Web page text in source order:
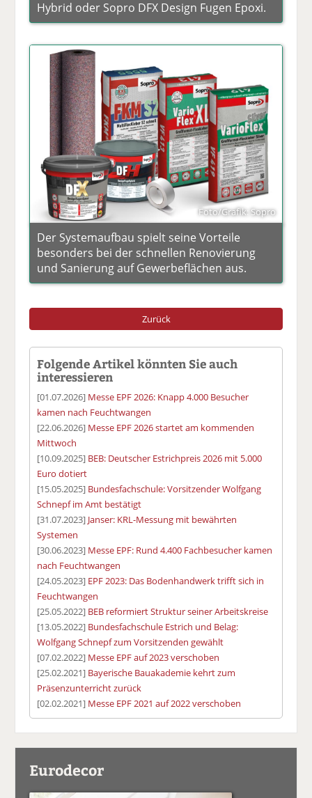
Hybrid oder Sopro DFX Design Fugen Epoxi.
Foto/Grafik: Sopro
Der Systemaufbau spielt seine Vorteile
besonders bei der schnellen Renovierung
und Sanierung auf Gewerbeflächen aus.
Zurück
Folgende Artikel könnten Sie auch
interessieren
[01.07.2026] Messe EPF 2026: Knapp 4.000 Besucher
kamen nach Feuchtwangen
[22.06.2026] Messe EPF 2026 startet am kommenden
Mittwoch
[10.09.2025] BEB: Deutscher Estrichpreis 2026 mit 5.000
Euro dotiert
[15.05.2025] Bundesfachschule: Vorsitzender Wolfgang
Schnepf im Amt bestätigt
[31.07.2023] Janser: KRL-Messung mit bewährten
Systemen
[30.06.2023] Messe EPF: Rund 4.400 Fachbesucher kamen
nach Feuchtwangen
[24.05.2023] EPF 2023: Das Bodenhandwerk trifft sich in
Feuchtwangen
[25.05.2022] BEB reformiert Struktur seiner Arbeitskreise
[13.05.2022] Bundesfachschule Estrich und Belag:
Wolfgang Schnepf zum Vorsitzenden gewählt
[07.02.2022] Messe EPF auf 2023 verschoben
[25.02.2021] Bayerische Bauakademie kehrt zum
Präsenzunterricht zurück
[02.02.2021] Messe EPF 2021 auf 2022 verschoben
Eurodecor